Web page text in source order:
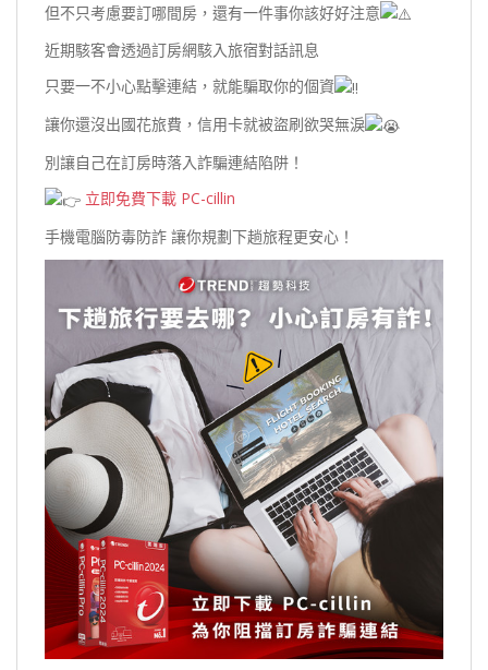
但不只考慮要訂哪間房，還有一件事你該好好注意
近期駭客會透過訂房網駭入旅宿對話訊息
只要一不小心點擊連結，就能騙取你的個資
讓你還沒出國花旅費，信用卡就被盜刷欲哭無淚
別讓自己在訂房時落入詐騙連結陷阱！
立即免費下載 PC-cillin
手機電腦防毒防詐 讓你規劃下趟旅程更安心！